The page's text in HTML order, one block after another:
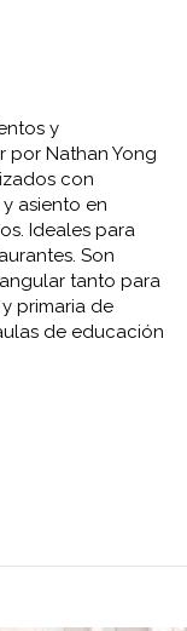
y
por Nathan Yong
con
asiento en
Ideales para
Son
tanto para
primaria de
de educación